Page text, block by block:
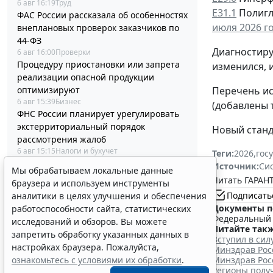
6 авг 16:19Труд
ФАС России рассказала об особенностях
внеплановых проверок заказчиков по
44-ФЗ
6 авг 16:00Проверки
Процедуру приостановки или запрета
реализации опасной продукции
оптимизируют
6 авг 15:39Бизнес
ФНС России планирует урегулировать
экстерриториальный порядок
рассмотрения жалоб
6 авг 15:15Налоги и бухучет
расходов на аренду виртуального
сервера
6 авг 14:54Бюджетный учет
Президент РФ отменил спецрежим для
депозитов физлиц из недружественных
стран
6 авг 14:31Общество
Социальный вычет на лечение
Е31.1
июля 2026
изменился,
Перечень
(добавлены
Новый
Теги:2026,
Источник:
Читать
Документы
Читайте
Вступил в
Минздрав
Минздрав
Регионы
Мы обрабатываем локальные данные
браузера и используем инструменты
аналитики в целях улучшения и обеспечения
работоспособности сайта, статистических
исследований и обзоров. Вы можете
запретить обработку указанных данных в
настройках браузера. Пожалуйста,
ознакомьтесь с условиями их обработки.